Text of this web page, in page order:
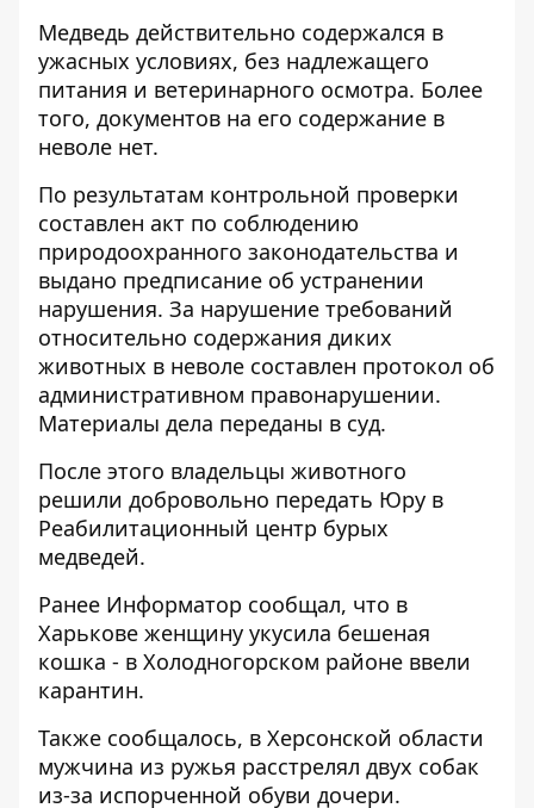
Медведь действительно содержался в
ужасных условиях, без надлежащего
питания и ветеринарного осмотра. Более
того, документов на его содержание в
неволе нет.
По результатам контрольной проверки
составлен акт по соблюдению
природоохранного законодательства и
выдано предписание об устранении
нарушения. За нарушение требований
относительно содержания диких
животных в неволе составлен протокол об
административном правонарушении.
Материалы дела переданы в суд.
После этого владельцы животного
решили добровольно передать Юру в
Реабилитационный центр бурых
медведей.
Ранее Информатор сообщал, что в
Харькове женщину укусила бешеная
кошка - в Холодногорском районе ввели
карантин.
Также сообщалось, в Херсонской области
мужчина из ружья расстрелял двух собак
из-за испорченной обуви дочери.